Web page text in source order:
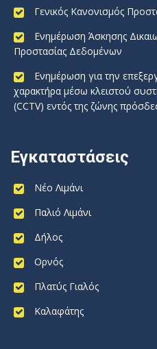
Γενικός Κανονισμός
Ενημέρωση Άσκησης
Προστασίας Δεδομένων
Ενημέρωση για την
χαρακτήρα μέσω κλειστού
(CCTV) εντός της ζώνης
Εγκαταστάσεις
Νέο Λιμάνι
Παλιό Λιμάνι
Δήλος
Ορνός
Πλατύς Γιαλός
Καλαφάτης